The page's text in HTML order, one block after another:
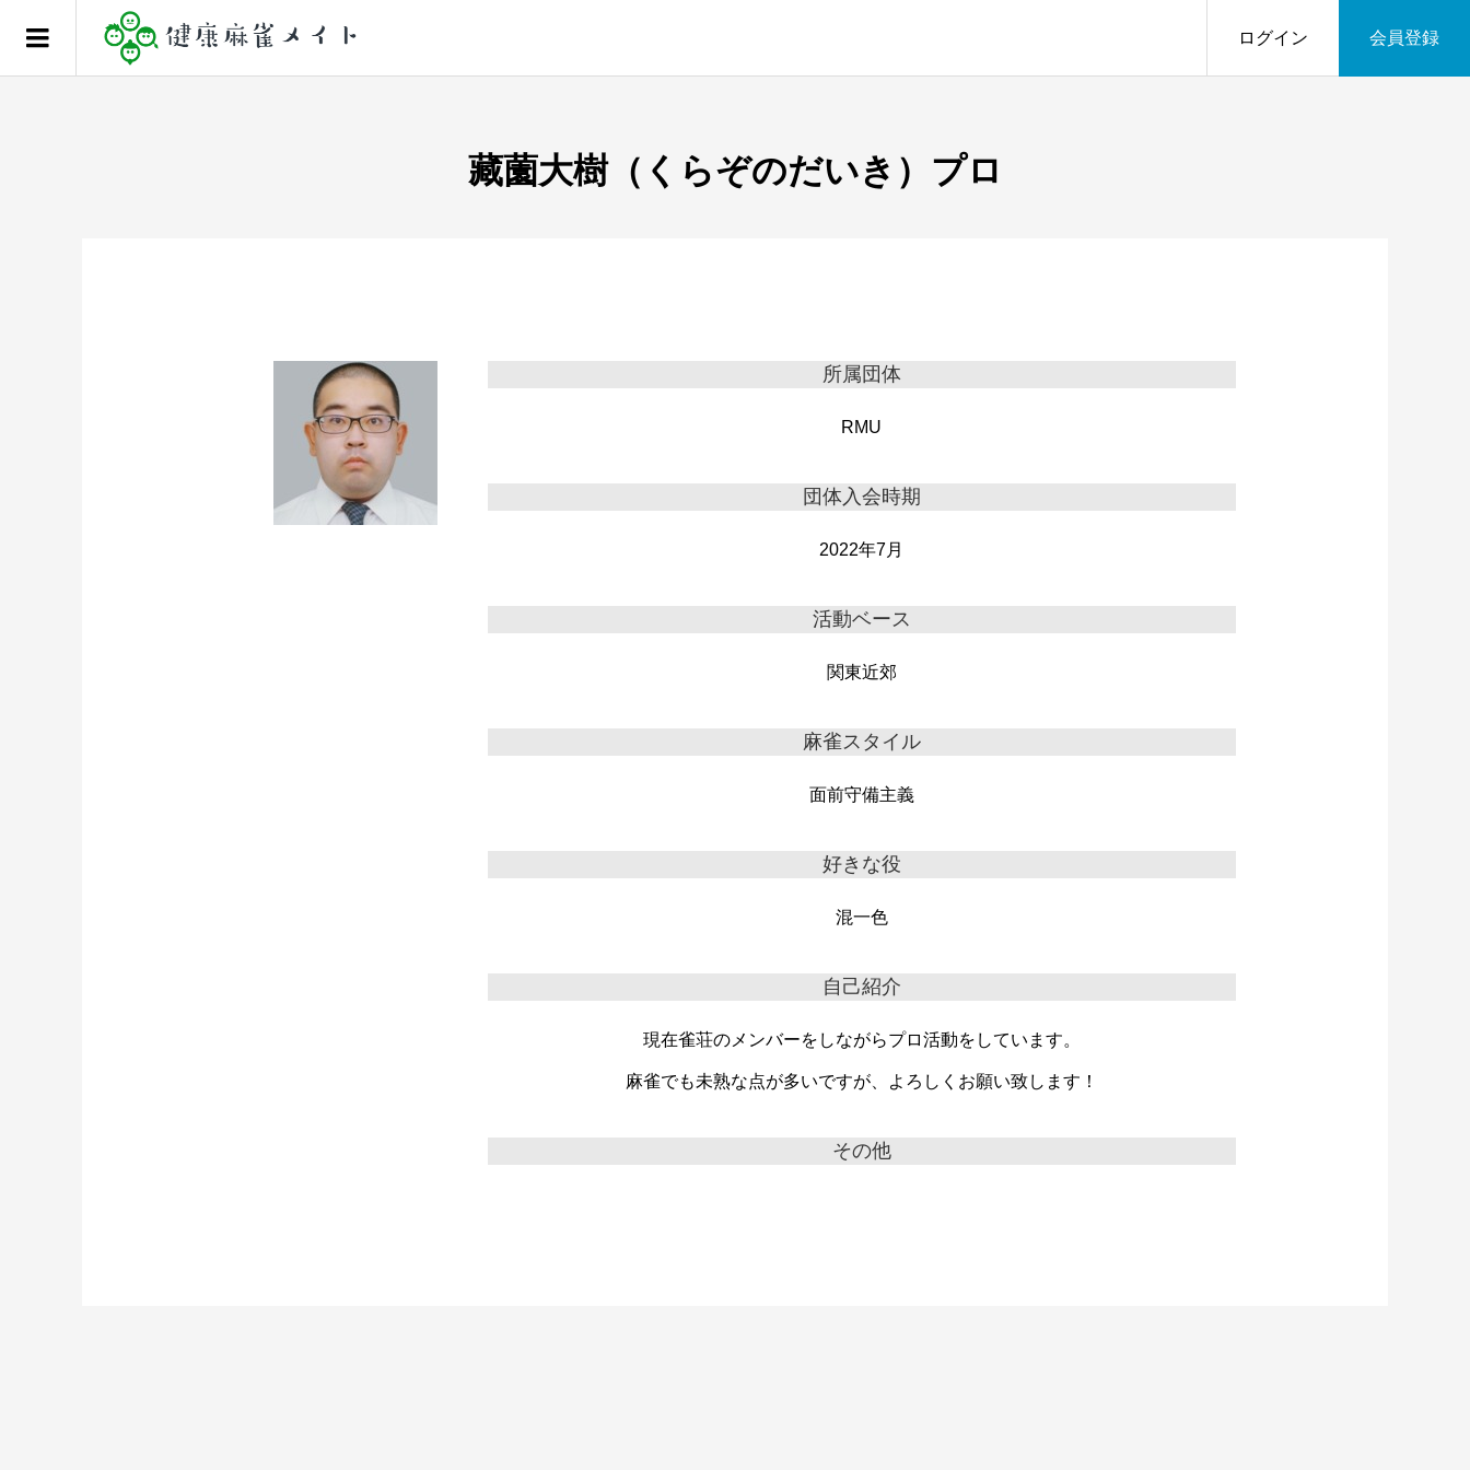
ログイン 会員登録
藏薗大樹（くらぞのだいき）プロ
所属団体
RMU
団体入会時期
2022年7月
活動ベース
関東近郊
麻雀スタイル
面前守備主義
好きな役
混一色
自己紹介
現在雀荘のメンバーをしながらプロ活動をしています。
麻雀でも未熟な点が多いですが、よろしくお願い致します！
その他